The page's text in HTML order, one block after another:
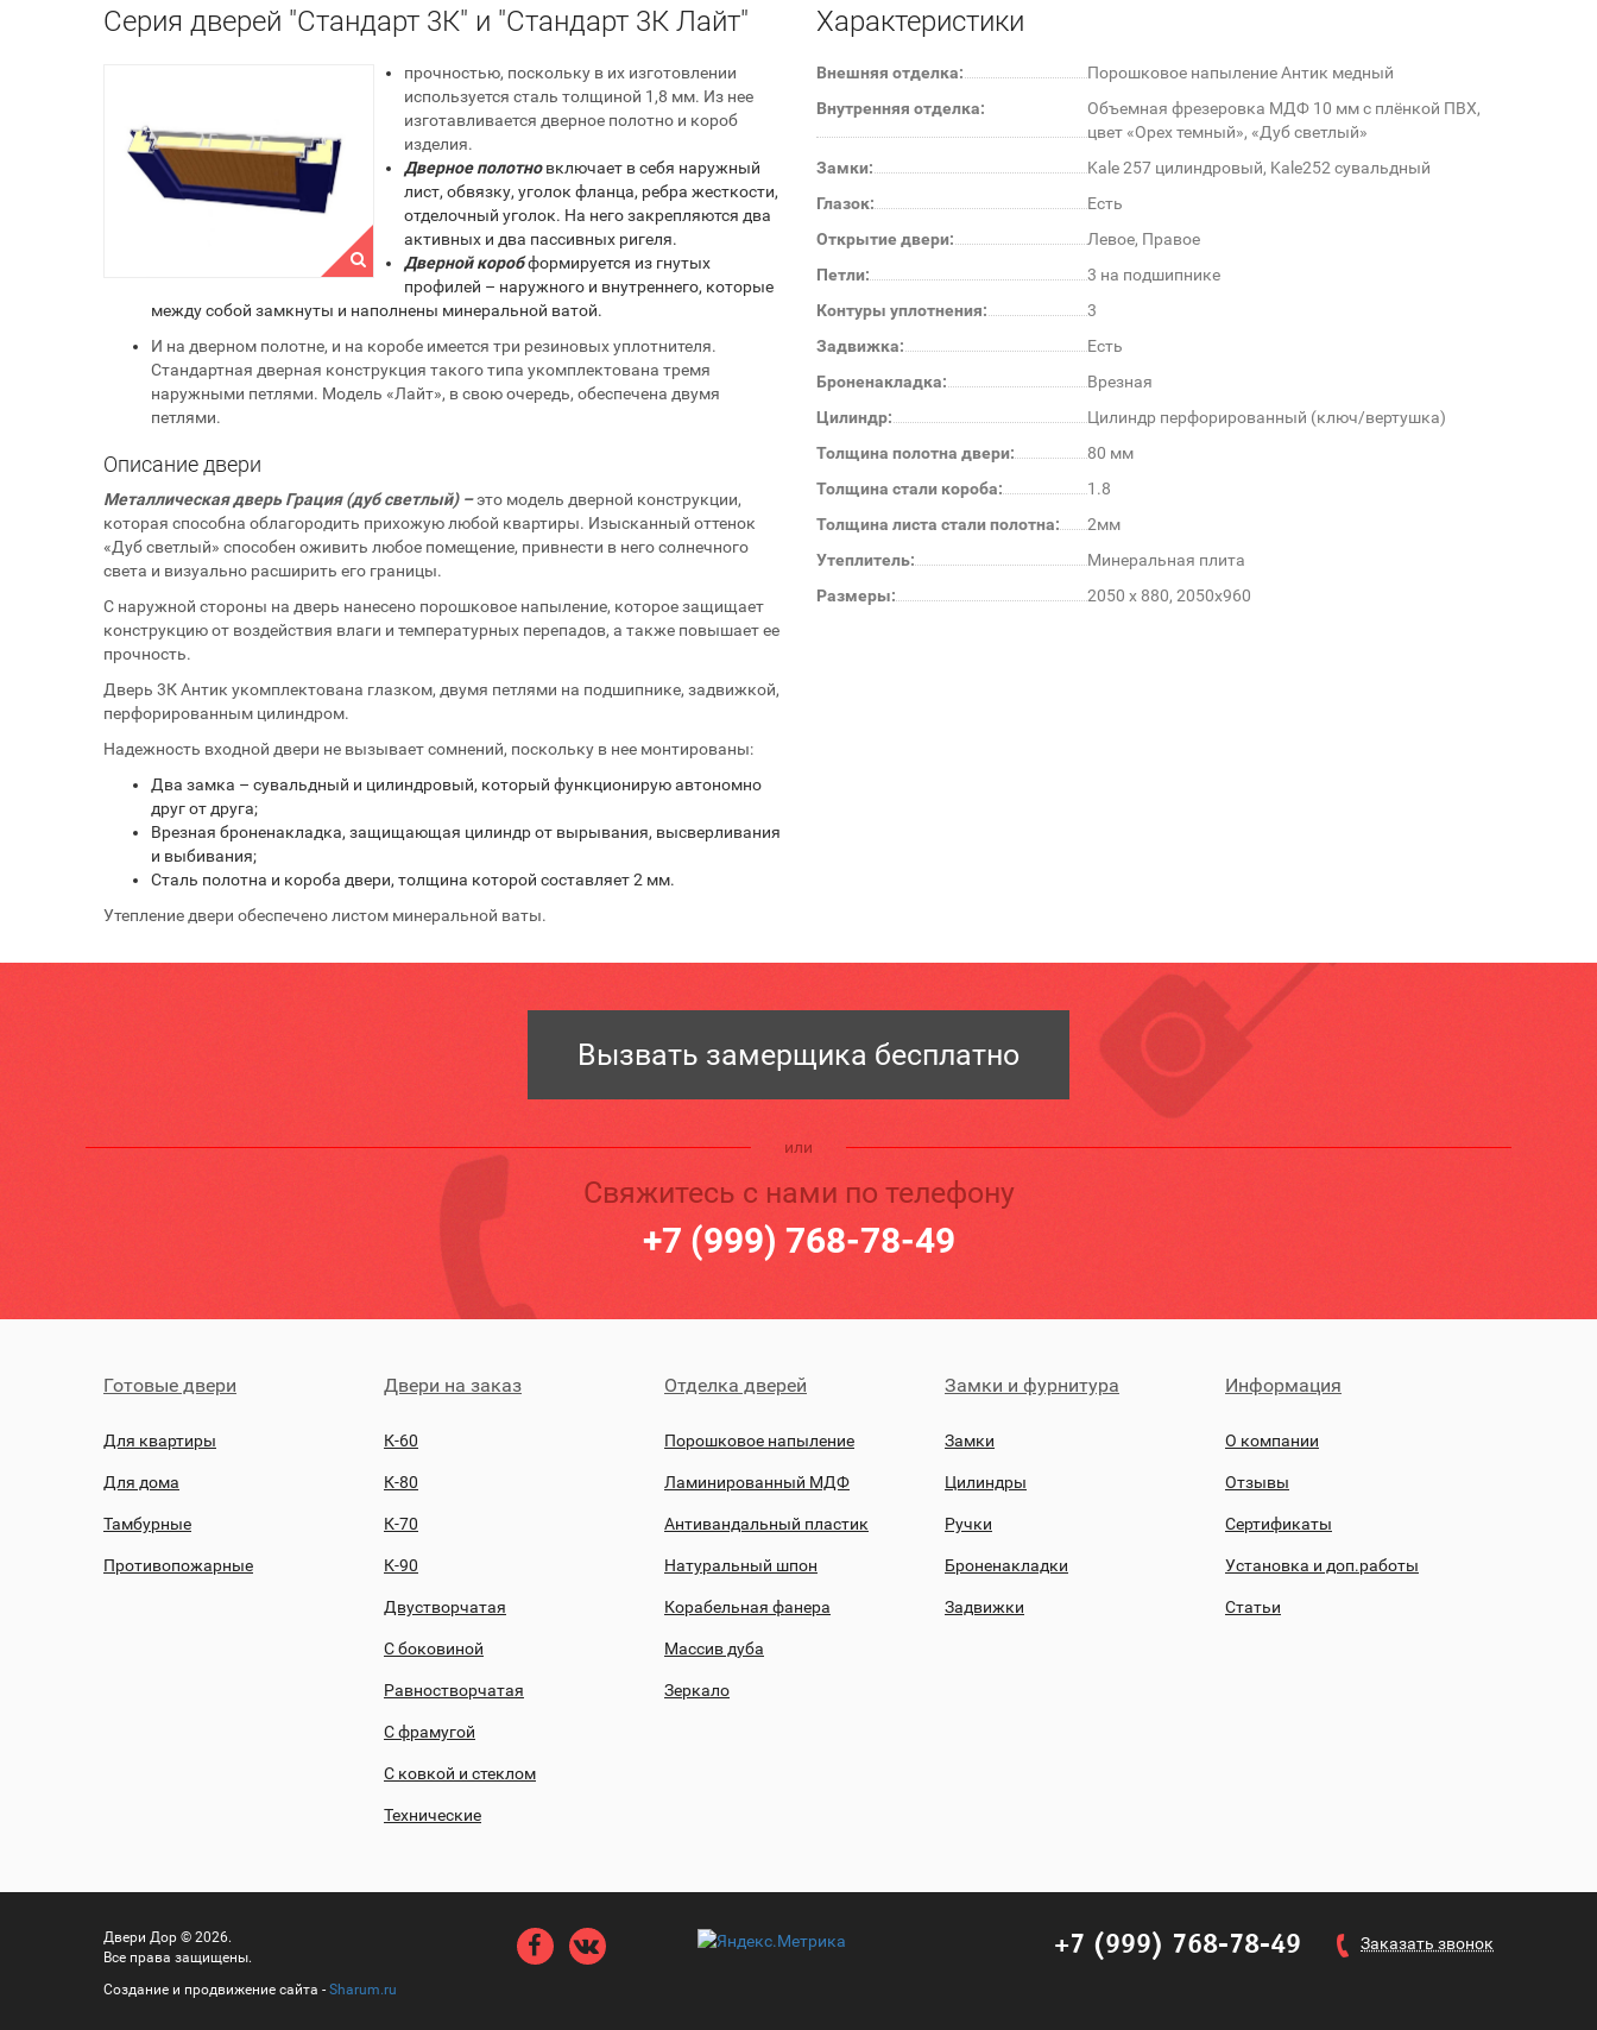
Серия дверей "Стандарт 3К" и "Стандарт 3К Лайт"
прочностью, поскольку в их изготовлении
используется сталь толщиной 1,8 мм. Из нее
изготавливается дверное полотно и короб
изделия.
Дверное полотновключает в себя наружный
лист, обвязку, уголок фланца, ребра жесткости,
отделочный уголок. На него закрепляются два
активных и два пассивных ригеля.
Дверной коробформируется из гнутых
профилей – наружного и внутреннего, которые
между собой замкнуты и наполнены минеральной ватой.
И на дверном полотне, и на коробе имеется три резиновых уплотнителя.
Стандартная дверная конструкция такого типа укомплектована тремя
наружными петлями. Модель «Лайт», в свою очередь, обеспечена двумя
петлями.
Описание двери
Металлическая дверь Грация (дуб светлый) –это модель дверной конструкции,
которая способна облагородить прихожую любой квартиры. Изысканный оттенок
«Дуб светлый» способен оживить любое помещение, привнести в него солнечного
света и визуально расширить его границы.
С наружной стороны на дверь нанесено порошковое напыление, которое защищает
конструкцию от воздействия влаги и температурных перепадов, а также повышает ее
прочность.
Дверь 3К Антик укомплектована глазком, двумя петлями на подшипнике, задвижкой,
перфорированным цилиндром.
Надежность входной двери не вызывает сомнений, поскольку в нее монтированы:
Два замка – сувальдный и цилиндровый, который функционирую автономно
друг от друга;
Врезная броненакладка, защищающая цилиндр от вырывания, высверливания
и выбивания;
Сталь полотна и короба двери, толщина которой составляет 2 мм.
Утепление двери обеспечено листом минеральной ваты.
Характеристики
Внешняя отделка:
Порошковое напыление Антик медный
Внутренняя отделка:
Объемная фрезеровка МДФ 10 мм с плёнкой ПВХ,
цвет «Орех темный», «Дуб светлый»
Замки:
Kale 257 цилиндровый, Kale252 сувальдный
Глазок:
Есть
Открытие двери:
Левое, Правое
Петли:
3 на подшипнике
Контуры уплотнения:
3
Задвижка:
Есть
Броненакладка:
Врезная
Цилиндр:
Цилиндр перфорированный (ключ/вертушка)
Толщина полотна двери:
80 мм
Толщина стали короба:
1.8
Толщина листа стали полотна:
2мм
Утеплитель:
Минеральная плита
Размеры:
2050 x 880, 2050х960
Вызвать замерщика бесплатно
или
Свяжитесь с нами по телефону
+7 (999) 768-78-49
Готовые двери
Для квартиры
Для дома
Тамбурные
Противопожарные
Двери на заказ
К-60
К-80
К-70
К-90
Двустворчатая
С боковиной
Равностворчатая
С фрамугой
С ковкой и стеклом
Технические
Отделка дверей
Порошковое напыление
Ламинированный МДФ
Антивандальный пластик
Натуральный шпон
Корабельная фанера
Массив дуба
Зеркало
Замки и фурнитура
Замки
Цилиндры
Ручки
Броненакладки
Задвижки
Информация
О компании
Отзывы
Сертификаты
Установка и доп.работы
Статьи
Двери Дор © 2026.
Все права защищены.
Создание и продвижение сайта - Sharum.ru
Заказать звонок
+7 (999) 768-78-49